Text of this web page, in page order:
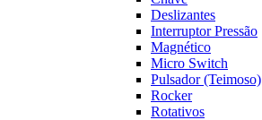
Deslizantes
Interruptor Pressão
Magnético
Micro Switch
Pulsador (Teimoso)
Rocker
Rotativos